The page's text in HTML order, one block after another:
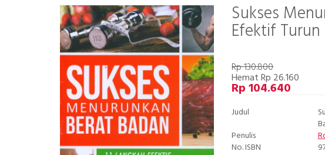
Sukses
Efektif Turun
Rp 130.800
Hemat Rp 26.160
Rp 104.640
Judul
Penulis
No. ISBN